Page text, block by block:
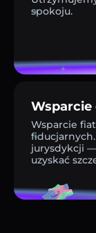
spokoju.
Wsparcie
jurysdykcji
uzyskać